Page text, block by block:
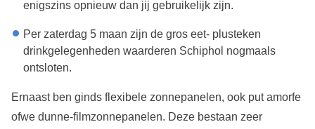
enigszins opnieuw dan jij gebruikelijk zijn.
Per zaterdag 5 maan zijn de gros eet- plusteken
drinkgelegenheden waarderen Schiphol nogmaals
ontsloten.
Ernaast ben ginds flexibele zonnepanelen, ook put amorfe
ofwe dunne-filmzonnepanelen. Deze bestaan zeer